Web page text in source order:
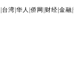
台湾 |华人 |侨网 财经 |金融 |